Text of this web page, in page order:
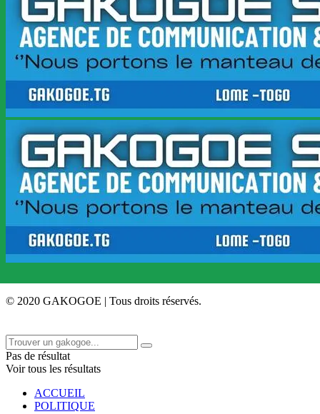
© 2020 GAKOGOE | Tous droits réservés.
Pas de résultat
Voir tous les résultats
ACCUEIL
POLITIQUE